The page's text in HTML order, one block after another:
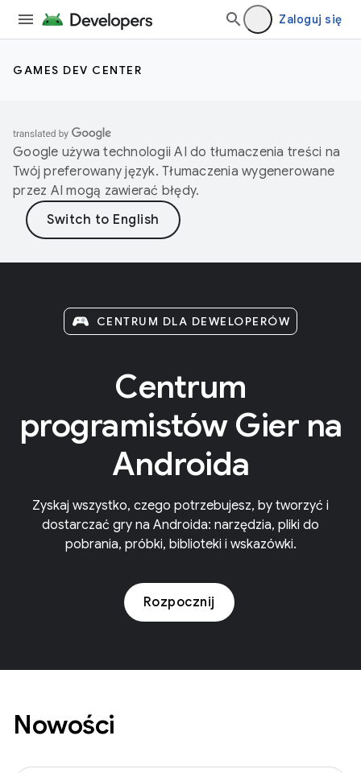
Zaloguj się
GAMES DEV CENTER
Google używa technologii AI do tłumaczenia treści na
Twój preferowany język. Tłumaczenia wygenerowane
przez AI mogą zawierać błędy.
CENTRUM DLA DEWELOPERÓW
Centrum
programistów Gier na
Androida
Zyskaj wszystko, czego potrzebujesz, by tworzyć i
dostarczać gry na Androida: narzędzia, pliki do
pobrania, próbki, biblioteki i wskazówki.
Rozpocznij
Nowości